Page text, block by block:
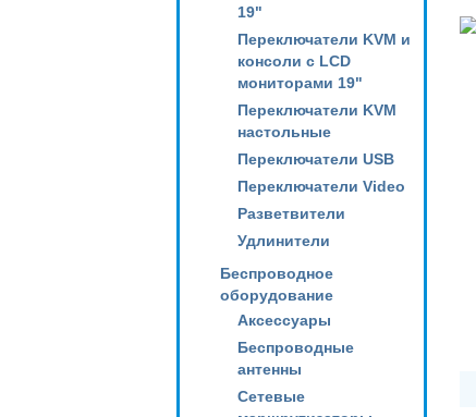
19"
Переключатели KVM и
консоли с LCD
мониторами 19"
Переключатели KVM
настольные
Переключатели USB
Переключатели Video
Разветвители
Удлинители
Беспроводное
оборудование
Аксессуары
Беспроводные
антенны
Сетевые